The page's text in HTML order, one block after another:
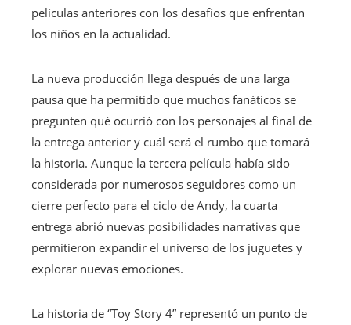
películas anteriores con los desafíos que enfrentan
los niños en la actualidad.
La nueva producción llega después de una larga
pausa que ha permitido que muchos fanáticos se
pregunten qué ocurrió con los personajes al final de
la entrega anterior y cuál será el rumbo que tomará
la historia. Aunque la tercera película había sido
considerada por numerosos seguidores como un
cierre perfecto para el ciclo de Andy, la cuarta
entrega abrió nuevas posibilidades narrativas que
permitieron expandir el universo de los juguetes y
explorar nuevas emociones.
La historia de “Toy Story 4” representó un punto de